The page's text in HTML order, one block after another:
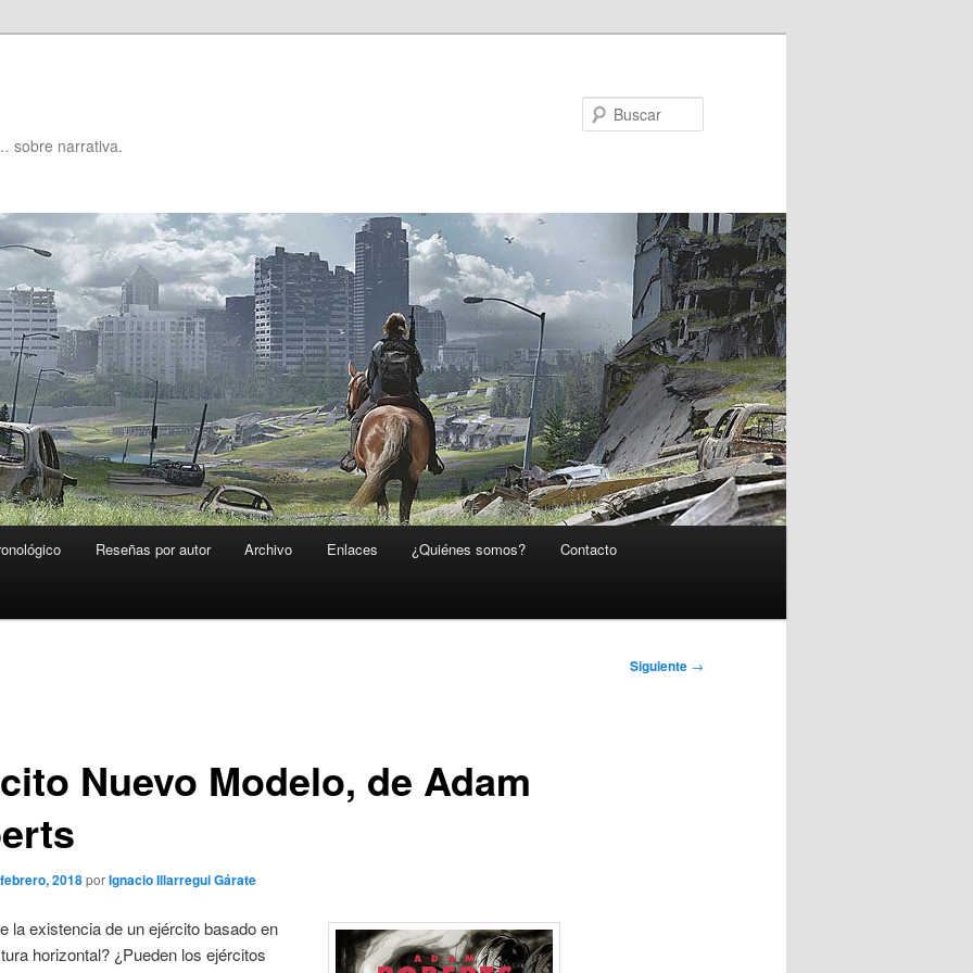
sobre narrativa.
Reseñas por autor Archivo Enlaces ¿Quiénes somos? Contacto
Siguiente →
Nuevo Modelo, de Adam
2018porIgnacio Illarregui Gárate
la existencia de un ejército basado en
horizontal? ¿Pueden los ejércitos